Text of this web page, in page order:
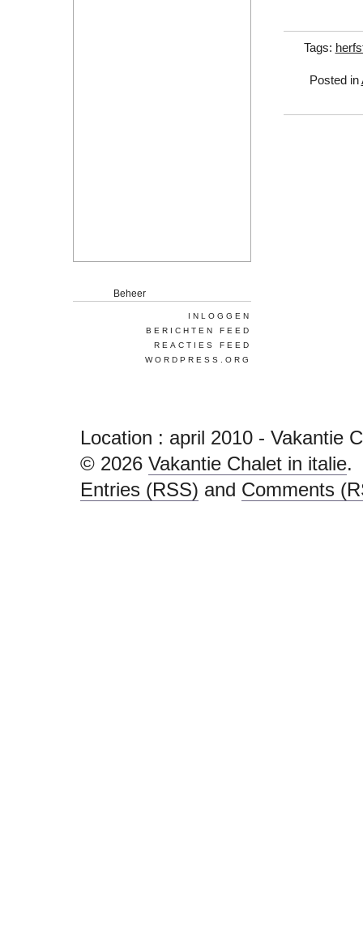
Tags:
Posted in
Beheer
INLOGGEN
BERICHTEN FEED
REACTIES FEED
WORDPRESS.ORG
Location : april 2010 - Vakantie
© 2026 Vakantie Chalet in italie.
Entries (RSS) and Comments